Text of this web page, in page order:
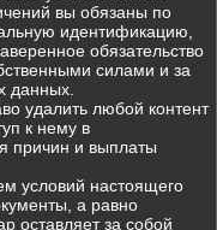
вы обязаны по
идентификацию,
обязательство
силами и за
данных.
удалить любой контент
к нему в
причин и выплаты
условий настоящего
а равно
оставляет за собой